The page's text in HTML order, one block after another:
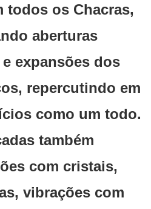
todos os Chacras,
aberturas
expansões dos
repercutindo em
como um todo.
também
com cristais,
vibrações com